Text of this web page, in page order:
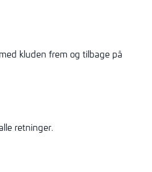
kluden frem og tilbage på
retninger.